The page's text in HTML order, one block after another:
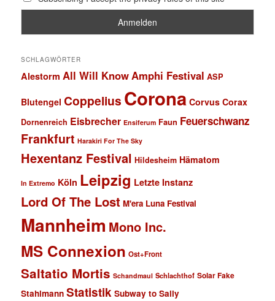
SCHLAGWÖRTER
Alestorm All Will Know Amphi Festival ASP
Blutengel Coppelius Corona Corvus Corax
Dornenreich Eisbrecher Ensiferum Faun Feuerschwanz
Frankfurt Harakiri For The Sky
Hexentanz Festival Hildesheim Hämatom
In Extremo Köln Leipzig Letzte Instanz
Lord Of The Lost M'era Luna Festival
Mannheim Mono Inc.
MS Connexion Ost+Front
Saltatio Mortis Schandmaul Schlachthof Solar Fake
Stahlmann Statistik Subway to Sally